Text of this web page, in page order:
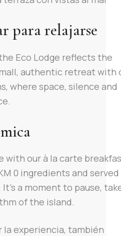
para relajarse
Eco Lodge reflects the
authentic retreat with
where space, silence and
with our à la carte
0 ingredients and
a moment to pause,
of the island.
la experiencia, también